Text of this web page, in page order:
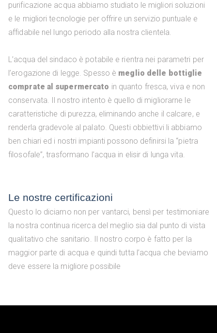
purificazione acqua abbiamo studiato le migliori soluzioni
e le migliori tecnologie per offrire un servizio puntuale e
affidabile nel lungo periodo alla nostra clientela.
L’acqua del sindaco è potabile e rientra nei parametri per
l’erogazione di legge. Spesso è meglio delle bottiglie
comprate al supermercato in quanto fresca, viva e non
conservata. Il nostro intento è quello di migliorarne le
caratteristiche di purezza, eliminando anche il calcare, e
renderla gradevole al palato. Questi obbiettivi li abbiamo
ben chiari ed i nostri impianti possono definirsi la “pietra
filosofale”, trasformano l’acqua in elisir di lunga vita.
Le nostre certificazioni
Questo lo diciamo non per vantarci, bensì per testimoniare
la nostra continua ricerca del meglio sia dal punto di vista
qualitativo che sanitario. Il nostro corpo è fatto per la
maggior parte di acqua e quindi tutta l’acqua che beviamo
deve essere la migliore possibile